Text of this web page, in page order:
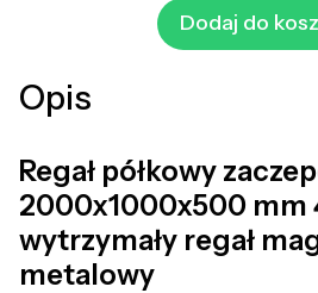
Dodaj do
Opis
Regał półkowy
2000x1000x500 mm
wytrzymały regał
metalowy